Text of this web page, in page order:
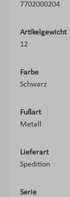
7702000204
Artikelgewicht
12
Farbe
Schwarz
Fußart
Metall
Lieferart
Spedition
Serie